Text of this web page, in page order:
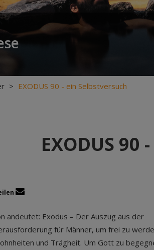
> EXODUS 90 - ein Selbstversuch
EXODUS
andeutet: Exodus – Der Auszug aus der
für Männer, um frei zu
und Trägheit. Um Gott zu